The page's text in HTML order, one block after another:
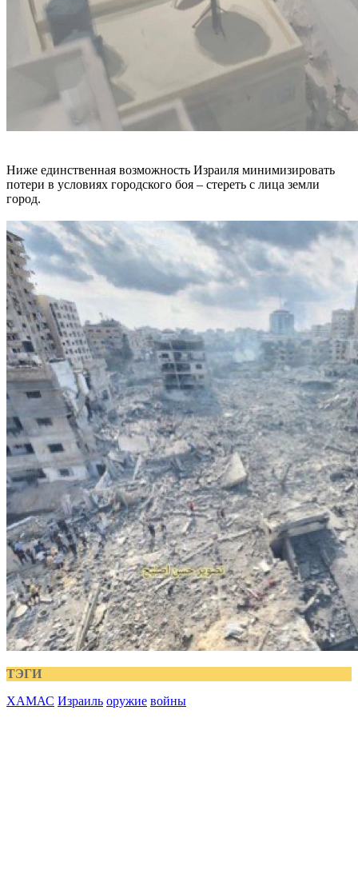
Ниже единственная возможность Израиля минимизировать
потери в условиях городского боя – стереть с лица земли
город.
ТЭГИ
ХАМАС Израиль оружие войны